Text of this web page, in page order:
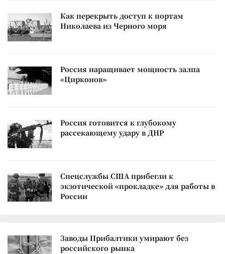
Как перекрыть доступ к портам
Николаева из Черного моря
Россия наращивает мощность залпа
«Цирконов»
Россия готовится к глубокому
рассекающему удару в ДНР
Спецслужбы США прибегли к
экзотической «прокладке» для работы в
России
Заводы Прибалтики умирают без
российского рынка